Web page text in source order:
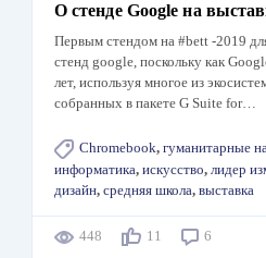
О стенде Google на
Первым стендом на #bett -2019
стенд google, поскольку как
лет, используя многое из
собранных в пакете G Suite for…
Chromebook, гуманитарные
информатика, искусство, лидер
дизайн, средняя школа, выставка
448 11 6